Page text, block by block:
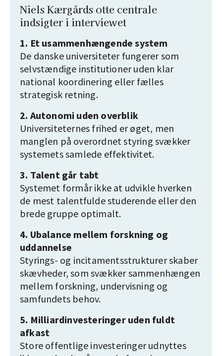
Niels Kærgårds otte centrale
indsigter i interviewet
1. Et usammenhængende system
De danske universiteter fungerer som
selvstændige institutioner uden klar
national koordinering eller fælles
strategisk retning.
2. Autonomi uden overblik
Universiteternes frihed er øget, men
manglen på overordnet styring svækker
systemets samlede effektivitet.
3. Talent går tabt
Systemet formår ikke at udvikle hverken
de mest talentfulde studerende eller den
brede gruppe optimalt.
4. Ubalance mellem forskning og
uddannelse
Styrings- og incitamentsstrukturer skaber
skævheder, som svækker sammenhængen
mellem forskning, undervisning og
samfundets behov.
5. Milliardinvesteringer uden fuldt
afkast
Store offentlige investeringer udnyttes